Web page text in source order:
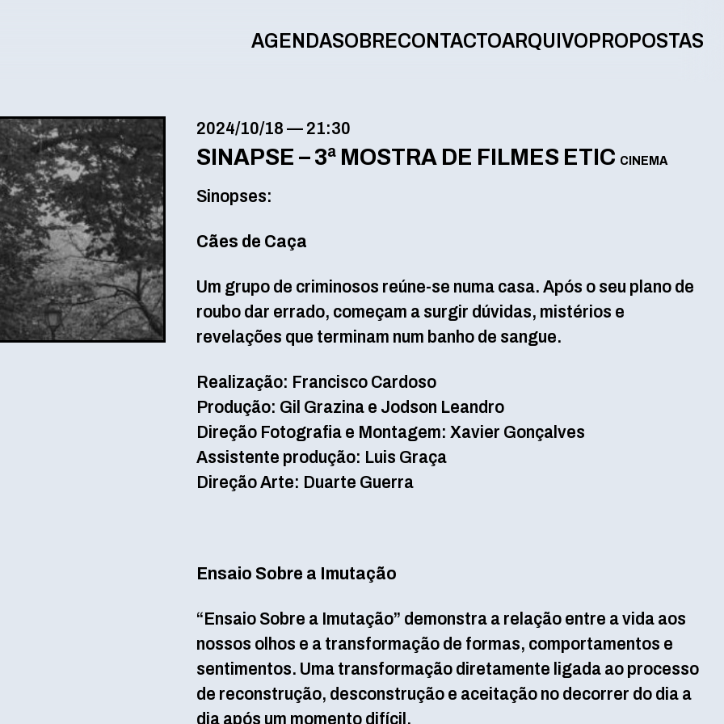
AGENDASOBRECONTACTOARQUIVO PROPOSTAS
2024/10/18 — 21:30
SINAPSE – 3ª MOSTRA DE FILMES ETIC CINEMA
Sinopses:
Cães de Caça
Um grupo de criminosos reúne-se numa casa. Após o seu plano de
roubo dar errado, começam a surgir dúvidas, mistérios e
revelações que terminam num banho de sangue.
Realização: Francisco Cardoso
Produção: Gil Grazina e Jodson Leandro
Direção Fotografia e Montagem: Xavier Gonçalves
Assistente produção: Luis Graça
Direção Arte: Duarte Guerra
Ensaio Sobre a Imutação
“Ensaio Sobre a Imutação” demonstra a relação entre a vida aos
nossos olhos e a transformação de formas, comportamentos e
sentimentos. Uma transformação diretamente ligada ao processo
de reconstrução, desconstrução e aceitação no decorrer do dia a
dia após um momento difícil.